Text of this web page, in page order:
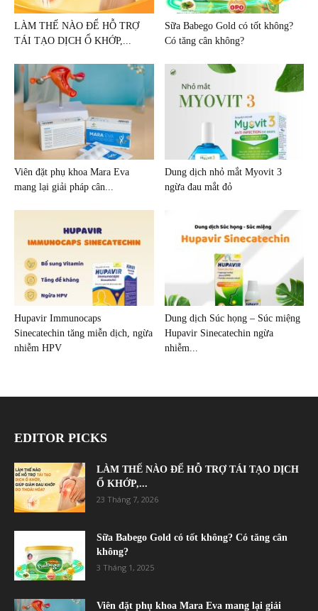
LÀM THẾ NÀO ĐỂ HỖ TRỢ
TÁI TẠO DỊCH Ổ KHỚP,...
Sữa Babego Gold có tốt không?
Có tăng cân không?
Viên đặt phụ khoa Mara Eva
mang lại giải pháp cân...
Dung dịch nhỏ mắt Myovit 3
ngừa đau mắt đỏ
Hupavir Immunocaps
Sinecatechin tăng miễn dịch, ngừa
nhiễm HPV
Dung dịch Súc họng – Súc miệng
Hupavir Sinecatechin ngừa
nhiễm...
EDITOR PICKS
LÀM THẾ NÀO ĐỂ HỖ TRỢ TÁI TẠO DỊCH
Ổ KHỚP,...
23 Tháng 7, 2026
Sữa Babego Gold có tốt không? Có tăng cân
không?
3 Tháng 1, 2025
Viên đặt phụ khoa Mara Eva mang lại giải